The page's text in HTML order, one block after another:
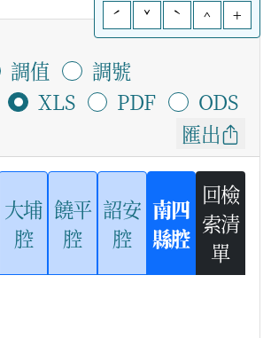
ˊ
ˇ ˋ ^ +
調值
調號
XLS
PDF
ODS
匯出
大埔
腔
饒平
腔
詔安
腔
南四
縣腔
回檢
索清
單